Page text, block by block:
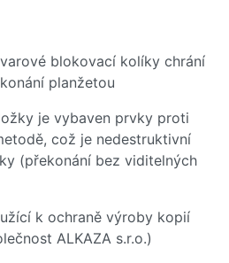
blokovací kolíky chrání
planžetou
je vybaven prvky proti
což je nedestruktivní
(překonání bez viditelných
k ochraně výroby kopií
ALKAZA s.r.o.)